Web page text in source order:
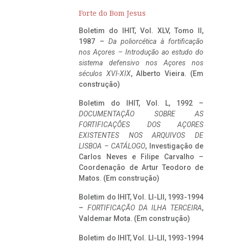
Forte do Bom Jesus
Boletim do IHIT, Vol. XLV, Tomo II,
1987 – Da poliorcética à fortificação
nos Açores – Introdução ao estudo do
sistema defensivo nos Açores nos
séculos XVI-XIX, Alberto Vieira. (Em
construção)
Boletim do IHIT, Vol. L, 1992 –
DOCUMENTAÇÃO SOBRE AS
FORTIFICAÇÕES DOS AÇORES
EXISTENTES NOS ARQUIVOS DE
LISBOA – CATÁLOGO, Investigação de
Carlos Neves e Filipe Carvalho –
Coordenação de Artur Teodoro de
Matos. (Em construção)
Boletim do IHIT, Vol. LI-LII, 1993-1994
– FORTIFICAÇÃO DA ILHA TERCEIRA,
Valdemar Mota. (Em construção)
Boletim do IHIT, Vol. LI-LII, 1993-1994